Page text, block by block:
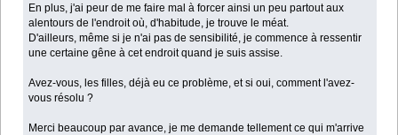
En plus, j'ai peur de me faire mal à forcer ainsi un peu partout aux
alentours de l'endroit où, d'habitude, je trouve le méat.
D'ailleurs, même si je n'ai pas de sensibilité, je commence à ressentir
une certaine gêne à cet endroit quand je suis assise.
Avez-vous, les filles, déjà eu ce problème, et si oui, comment l'avez-
vous résolu ?
Merci beaucoup par avance, je me demande tellement ce qui m'arrive